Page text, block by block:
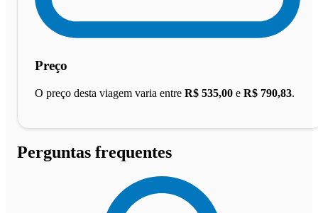
Preço
O preço desta viagem varia entre R$ 535,00 e R$ 790,83.
Perguntas frequentes